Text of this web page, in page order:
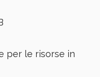
per le risorse in